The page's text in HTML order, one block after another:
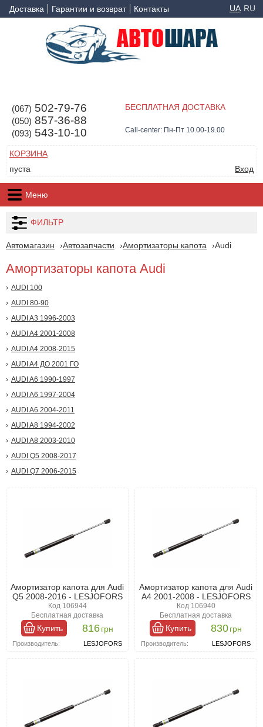
Доставка Гарантии и возврат Контакты UA RU
(067) 502-79-76
(050) 857-36-88
(093) 543-10-10
БЕСПЛАТНАЯ ДОСТАВКА
Call-center: Пн-Пт 10.00-19.00
КОРЗИНА
пуста
Вход
Меню
ФИЛЬТР
Автомагазин Автозапчасти Амортизаторы капота Audi
Амортизаторы капота Audi
AUDI 100
AUDI 80-90
AUDI A3 1996-2003
AUDI A4 2001-2008
AUDI A4 2008-2015
AUDI A4 ДО 2001 ГО
AUDI A6 1990-1997
AUDI A6 1997-2004
AUDI A6 2004-2011
AUDI A8 1994-2002
AUDI A8 2003-2010
AUDI Q5 2008-2017
AUDI Q7 2006-2015
Амортизатор капота для Audi
Q5 2008-2016 - LESJOFORS
Код 106944
Бесплатная доставка
Купить 816 грн
Производитель: LESJOFORS
Амортизатор капота для Audi
A4 2001-2008 - LESJOFORS
Код 106940
Бесплатная доставка
Купить 830 грн
Производитель: LESJOFORS